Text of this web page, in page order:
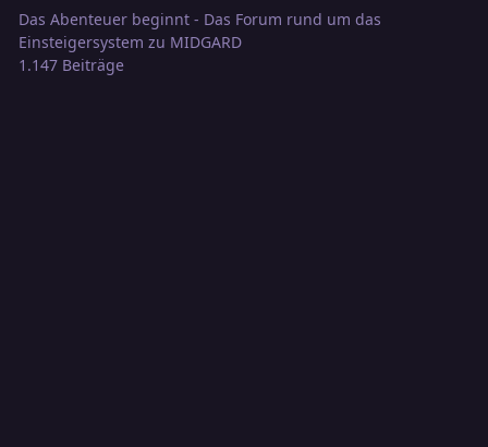
Das Abenteuer beginnt - Das Forum rund um das
Einsteigersystem zu MIDGARD
1.147 Beiträge